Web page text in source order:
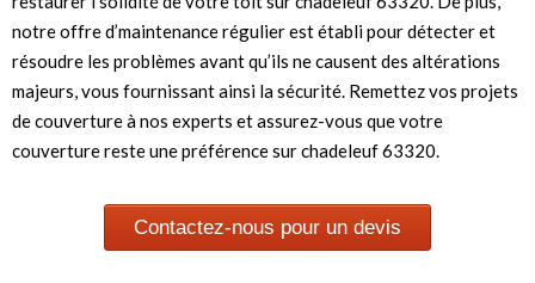
notre offre d’maintenance régulier est établi pour détecter et
résoudre les problèmes avant qu’ils ne causent des altérations
majeurs, vous fournissant ainsi la sécurité. Remettez vos projets
de couverture à nos experts et assurez-vous que votre
couverture reste une préférence sur chadeleuf 63320.
Contactez-nous pour un devis